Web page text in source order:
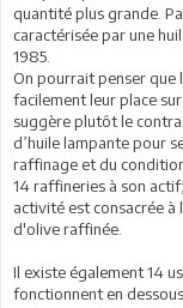
quantité plus grande.
caractérisée par une
1985.
On pourrait penser que
facilement leur place
suggère plutôt le
d’huile lampante pour
raffinage et du
14 raffineries à son
activité est consacrée
d'olive raffinée.
Il existe également 14
fonctionnent en